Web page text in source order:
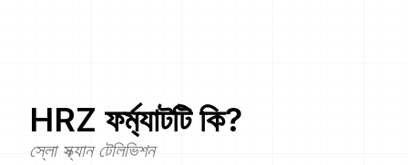
HRZ ফর্ম্যাটটি কি?
স্লো স্ক্যান টেলিভিশন